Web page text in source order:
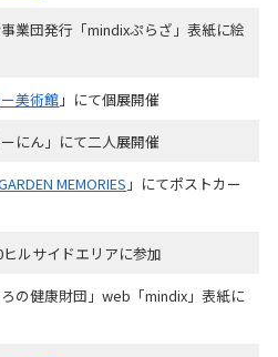
事業団発行「mindixぷらざ」表紙に絵
美術館 」にて個展開催
にん」にて二人展開催
MEMORIES 」にてポストカー
ルサイドエリアに参加
の健康財団」web「mindix」表紙に